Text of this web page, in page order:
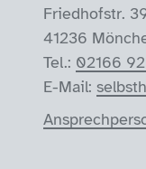
Friedhofstr.
41236
Tel.: 02166
E-Mail: